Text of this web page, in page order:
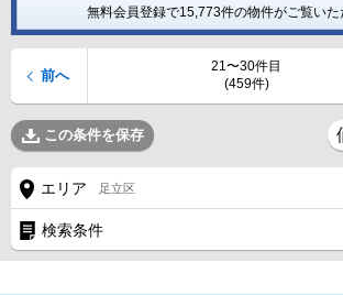
無料会員登録で15,773件の物件がご覧いた
21〜30件目
(459件)
前へ
この条件を保存
エリア 足立区
検索条件